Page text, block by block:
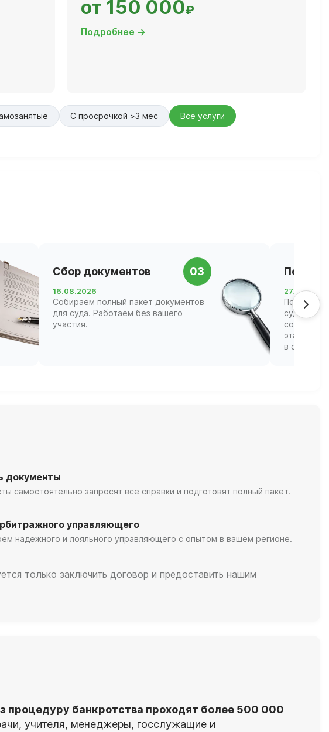
от 150 000₽
Подробнее →
С просрочкой >3 мес Все услуги
Сбор документов 03
16.08.2026
Собираем полный пакет документов
для суда. Работаем без вашего
участия.
Подача
27.08.2026
Подаём
суд
этапах,
в
документы
самостоятельно запросят все справки и подготовят полный пакет.
управляющего
надежного и лояльного управляющего с опытом в вашем регионе.
только заключить договор и предоставить нашим
процедуру банкротства проходят более 500 000
учителя, менеджеры, госслужащие и